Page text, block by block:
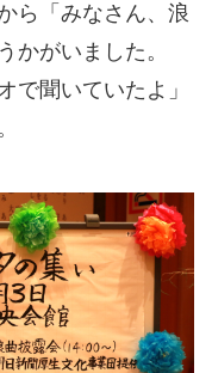
ら「みなさん、浪
かがいました。
で聞いていたよ」